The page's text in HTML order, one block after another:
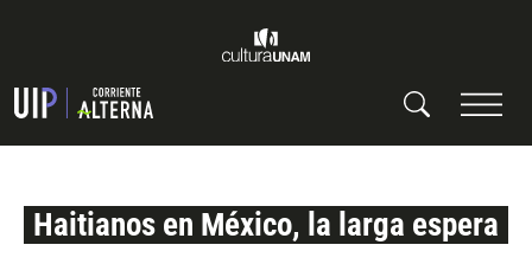
Haitianos en México, la larga espera